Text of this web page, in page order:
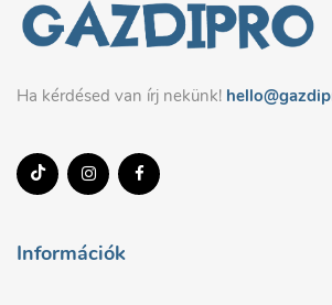
Ha kérdésed van írj nekünk!
Információk